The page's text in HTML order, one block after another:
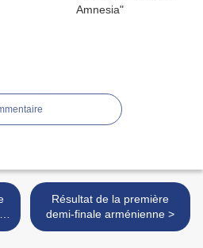
Résultat de la première
demi-finale arménienne >